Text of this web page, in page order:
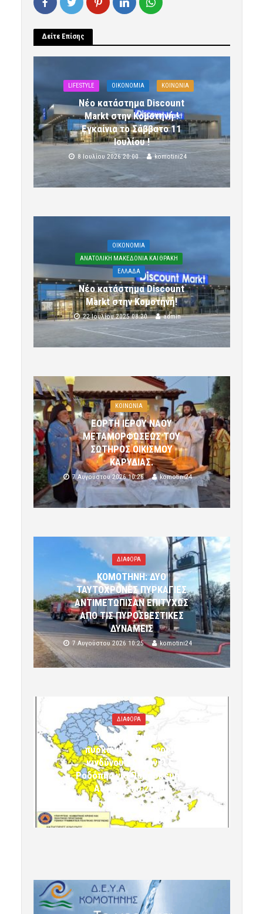
Δείτε Επίσης
LIFESTYLE OIKONOMIA ΚΟΙΝΩΝΙΑ
Νέο κατάστημα Discount
Markt στην Κομοτηνή !
Εγκαίνια το Σάββατο 11
Ιουλίου !
8 Ιουλίου 2026 20:00 komotini24
OIKONOMIA
ΑΝΑΤΟΛΙΚΗ ΜΑΚΕΔΟΝΙΑ ΚΑΙ ΘΡΑΚΗ
ΕΛΛΑΔΑ
Νέο κατάστημα Discount
Markt στην Κομοτηνή!
22 Ιουλίου 2025 08:20 admin
ΚΟΙΝΩΝΙΑ
ΕΟΡΤΗ ΙΕΡΟΥ ΝΑΟΥ
ΜΕΤΑΜΟΡΦΩΣΕΩΣ ΤΟΥ
ΣΩΤΗΡΟΣ ΟΙΚΙΣΜΟΥ
ΚΑΡΥΔΙΑΣ.
7 Αυγούστου 2026 10:26 komotini24
ΔΙΑΦΟΡΑ
ΚΟΜΟΤΗΝΗ: ΔΥΟ
ΤΑΥΤΟΧΡΟΝΕΣ ΠΥΡΚΑΓΙΕΣ
ΑΝΤΙΜΕΤΩΠΙΣΑΝ ΕΠΙΤΥΧΩΣ
ΑΠΟ ΤΙΣ ΠΥΡΟΣΒΕΣΤΙΚΕΣ
ΔΥΝΑΜΕΙΣ
7 Αυγούστου 2026 10:25 komotini24
ΔΙΑΦΟΡΑ
Υψηλός κίνδυνος
πυρκαγιάς (κατηγορία
κινδύνου 3) στην Π.Ε.
Ροδόπης για Παρασκευή 7
Αυγούστου 2026»
7 Αυγούστου 2026 10:24 komotini24